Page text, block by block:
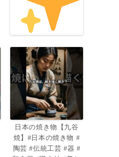
日本の焼き物【九谷
焼】#日本の焼き物 #
陶芸 #伝統工芸 #器 #